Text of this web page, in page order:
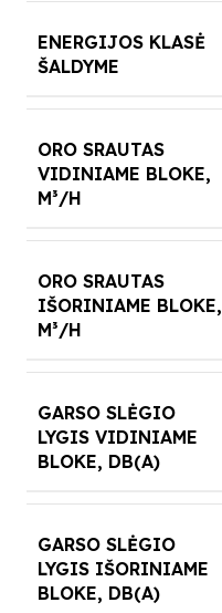
ENERGIJOS KLASĖ
ŠALDYME
ORO SRAUTAS
VIDINIAME BLOKE,
M³/H
ORO SRAUTAS
IŠORINIAME BLOKE,
M³/H
GARSO SLĖGIO
LYGIS VIDINIAME
BLOKE, DB(A)
GARSO SLĖGIO
LYGIS IŠORINIAME
BLOKE, DB(A)